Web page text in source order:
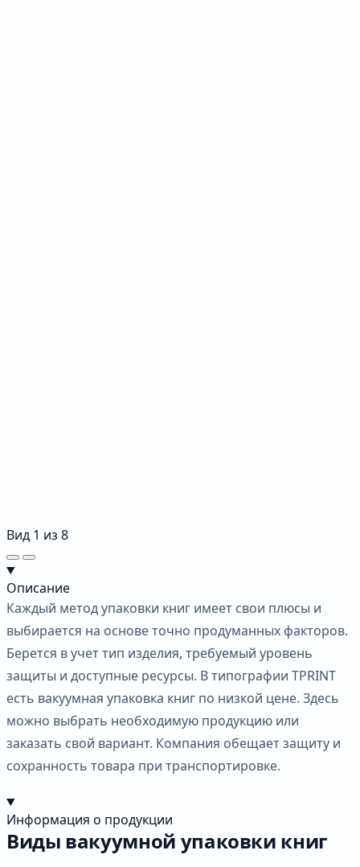
Вид 1 из 8
Описание
Каждый метод упаковки книг имеет свои плюсы и
выбирается на основе точно продуманных факторов.
Берется в учет тип изделия, требуемый уровень
защиты и доступные ресурсы. В типографии TPRINT
есть вакуумная упаковка книг по низкой цене. Здесь
можно выбрать необходимую продукцию или
заказать свой вариант. Компания обещает защиту и
сохранность товара при транспортировке.
Информация о продукции
Виды вакуумной упаковки книг